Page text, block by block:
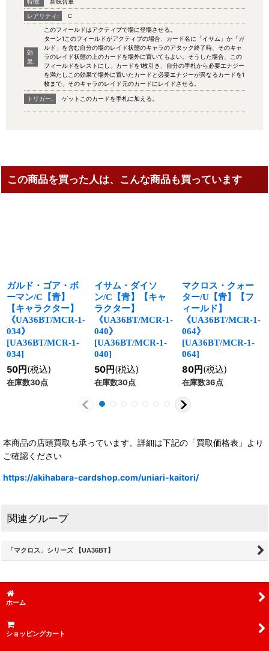
特徴: 新統合軍
レアリティ: C
効
果:
このフィールドはアクティブで場に登場させる。
ターン1このフィールドがアクティブの場合、カード名に「イサム」か「ガ
ルド」を含む自分の場のレイド状態のキャラのアタック終了時、そのキャ
ラのレイド状態の上のカードを場外に置いてもよい。そうした場合、この
フィールドをレストにし、カードを1枚引き、自分の手札から必要エナジー
を満たしこの効果で場外に置いたカードと必要エナジーが異なるカードを1
枚まで、そのキャラのレイド元のカードにレイドさせる。
トリガー: ゲットこのカードを手札に加える。
この商品を買った人は、こんな商品も買っています
ガルド・ゴア・ボ
ーマン/C【青】
【キャラクター】
《UA36BT/MCR-1-
034》
[UA36BT/MCR-1-
034]
50円(税込)
在庫数30点
イサム・ダイソ
ン/C【青】【キャ
ラクター】
《UA36BT/MCR-1-
040》
[UA36BT/MCR-1-
040]
50円(税込)
在庫数30点
マクロス・クォー
ター/U【青】【フ
ィールド】
《UA36BT/MCR-1-
064》
[UA36BT/MCR-1-
064]
80円(税込)
在庫数36点
本商品の店頭買取も承っています。詳細は下記の「買取価格表」より
ご確認ください
https://akihabara-cardshop.com/uniari-kaitori/
関連グループ
「マクロス」シリーズ 【UA36BT】
ホーム
ショッピングカート